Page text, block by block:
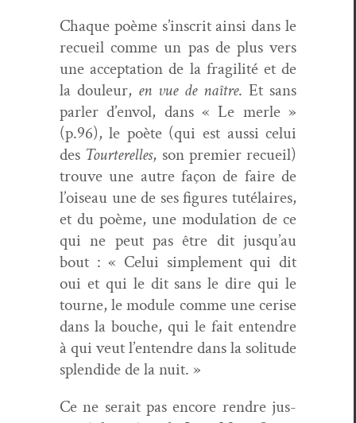
Chaque poème s’inscrit ain­si dans le
recueil comme un pas de plus vers
une accep­ta­tion de la fragilité et de
la douleur, en vue de naître. Et sans
par­ler d’envol, dans « Le mer­le »
(p.96), le poète (qui est aus­si celui
des Tourterelles, son pre­mier recueil)
trou­ve une autre façon de faire de
l’oiseau une de ses fig­ures tutélaires,
et du poème, une mod­u­la­tion de ce
qui ne peut pas être dit jusqu’au
bout : « Celui sim­ple­ment qui dit
oui et qui le dit sans le dire qui le
tourne, le mod­ule comme une cerise
dans la bouche, qui le fait enten­dre
à qui veut l’entendre dans la soli­tude
splen­dide de la nuit. »
Ce ne serait pas encore ren­dre jus­